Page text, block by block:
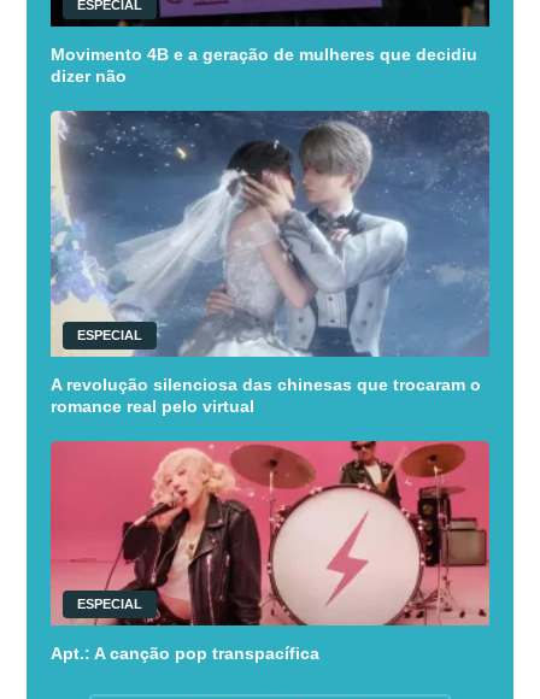
ESPECIAL
Movimento 4B e a geração de mulheres que decidiu
dizer não
ESPECIAL
A revolução silenciosa das chinesas que trocaram o
romance real pelo virtual
ESPECIAL
Apt.: A canção pop transpacífica